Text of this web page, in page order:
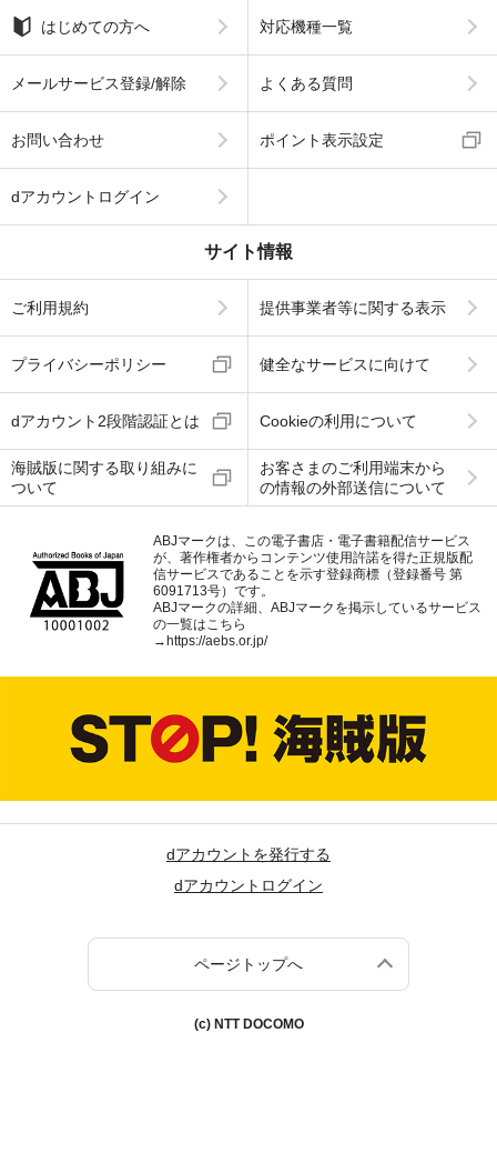
はじめての方へ 対応機種一覧
メールサービス登録/解除 よくある質問
お問い合わせ ポイント表示設定
dアカウントログイン
サイト情報
ご利用規約 提供事業者等に関する表示
プライバシーポリシー 健全なサービスに向けて
dアカウント2段階認証とは Cookieの利用について
海賊版に関する取り組みに
ついて
お客さまのご利用端末から
の情報の外部送信について
ABJマークは、この電子書店・電子書籍配信サービス
が、著作権者からコンテンツ使用許諾を得た正規版配
信サービスであることを示す登録商標（登録番号 第
6091713号）です。
ABJマークの詳細、ABJマークを掲示しているサービス
の一覧はこちら
→https://aebs.or.jp/
dアカウントを発行する
dアカウントログイン
ページトップへ
(c) NTT DOCOMO